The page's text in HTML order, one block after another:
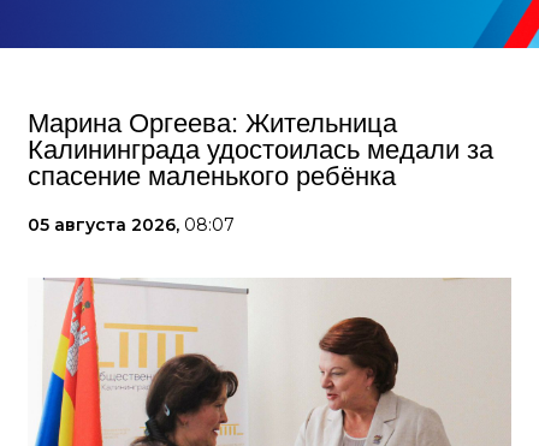
Марина Оргеева: Жительница
Калининграда удостоилась медали за
спасение маленького ребёнка
05 августа 2026, 08:07